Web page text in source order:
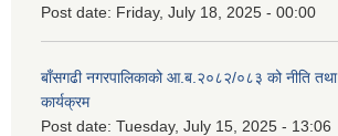
Post date: Friday, July 18, 2025 - 00:00
बाँसगढी नगरपालिकाको आ.ब.२०८२/०८३ को नीति तथा
कार्यक्रम
Post date: Tuesday, July 15, 2025 - 13:06